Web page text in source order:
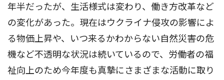
年半だったが、生活様式は変わり、働き方改革など
の変化があった。現在はウクライナ侵攻の影響によ
る物価上昇や、いつ来るかわからない自然災害の危
機など不透明な状況は続いているので、労働者の福
祉向上のため今年度も真摯にさまざまな活動に取り